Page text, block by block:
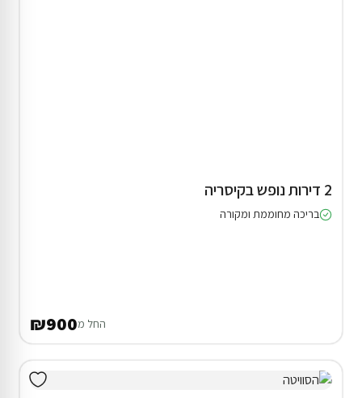
2 דירות נופש בקיסריה
בריכה מחוממת ומקורה
החל מ₪900